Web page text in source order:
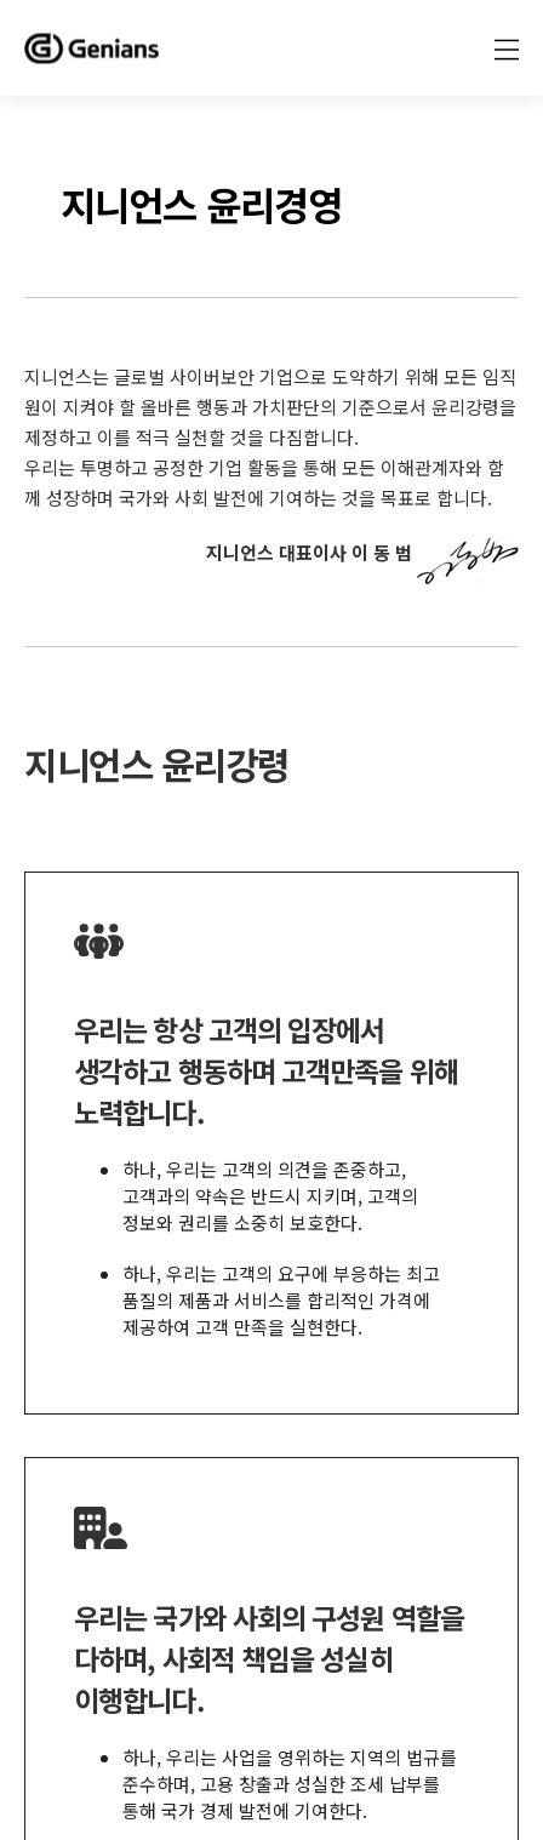
지니언스 윤리경영
지니언스는 글로벌 사이버보안 기업으로 도약하기 위해 모든 임직
원이 지켜야 할 올바른 행동과 가치판단의 기준으로서 윤리강령을
제정하고 이를 적극 실천할 것을 다짐합니다.
우리는 투명하고 공정한 기업 활동을 통해 모든 이해관계자와 함
께 성장하며 국가와 사회 발전에 기여하는 것을 목표로 합니다.
지니언스 대표이사 이 동 범
지니언스 윤리강령
우리는 항상 고객의 입장에서
생각하고 행동하며 고객만족을 위해
노력합니다.
하나,우리는 고객의 의견을 존중하고,
고객과의 약속은 반드시 지키며, 고객의
정보와 권리를 소중히 보호한다.
하나,우리는 고객의 요구에 부응하는 최고
품질의 제품과 서비스를 합리적인 가격에
제공하여 고객 만족을 실현한다.
우리는 국가와 사회의 구성원 역할을
다하며, 사회적 책임을 성실히
이행합니다.
하나,우리는 사업을 영위하는 지역의 법규를
준수하며, 고용 창출과 성실한 조세 납부를
통해 국가 경제 발전에 기여한다.